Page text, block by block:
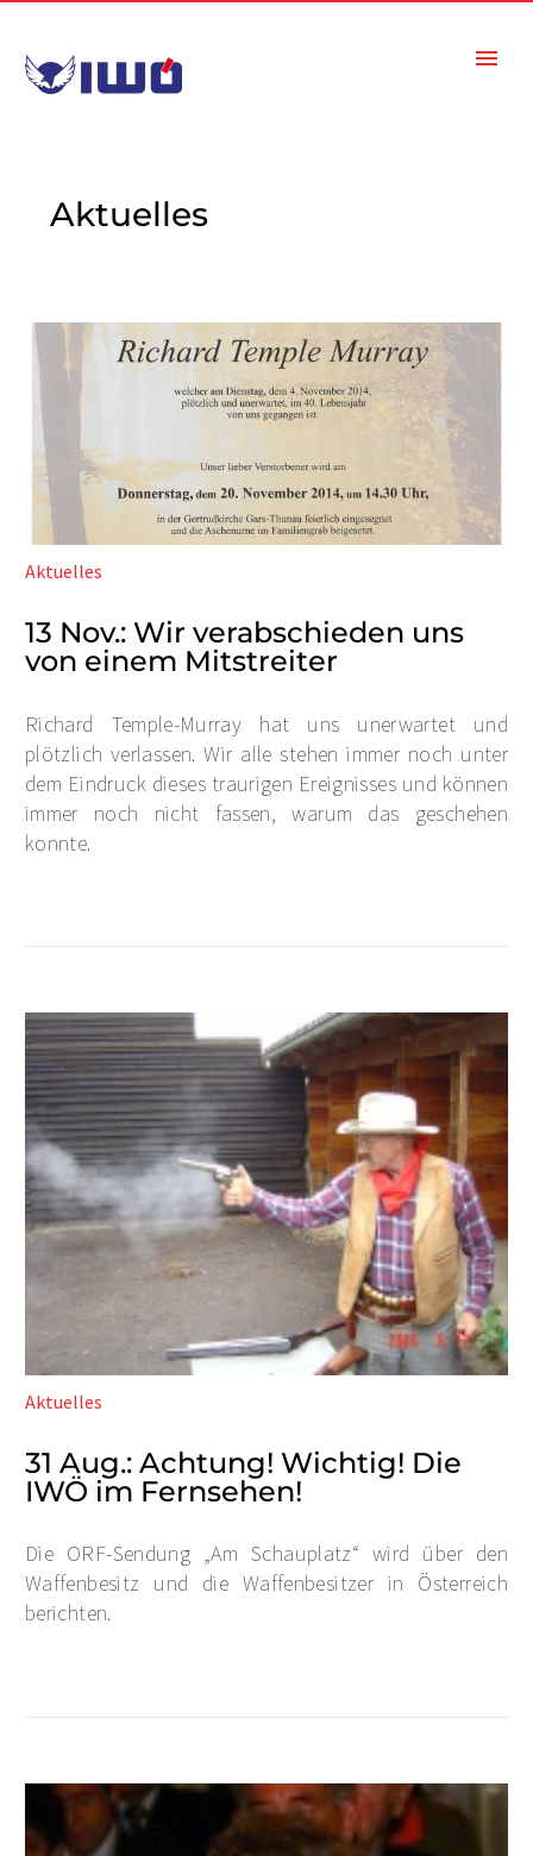
Aktuelles
Aktuelles
13 Nov.: Wir verabschieden uns
von einem Mitstreiter
Richard Temple-Murray hat uns unerwartet und
plötzlich verlassen. Wir alle stehen immer noch unter
dem Eindruck dieses traurigen Ereignisses und können
immer noch nicht fassen, warum das geschehen
konnte.
Aktuelles
31 Aug.: Achtung! Wichtig! Die
IWÖ im Fernsehen!
Die ORF-Sendung „Am Schauplatz“ wird über den
Waffenbesitz und die Waffenbesitzer in Österreich
berichten.